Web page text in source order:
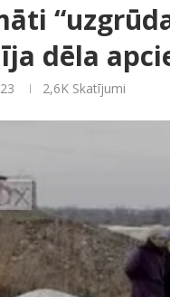
dēla
2,6K Skatījumi